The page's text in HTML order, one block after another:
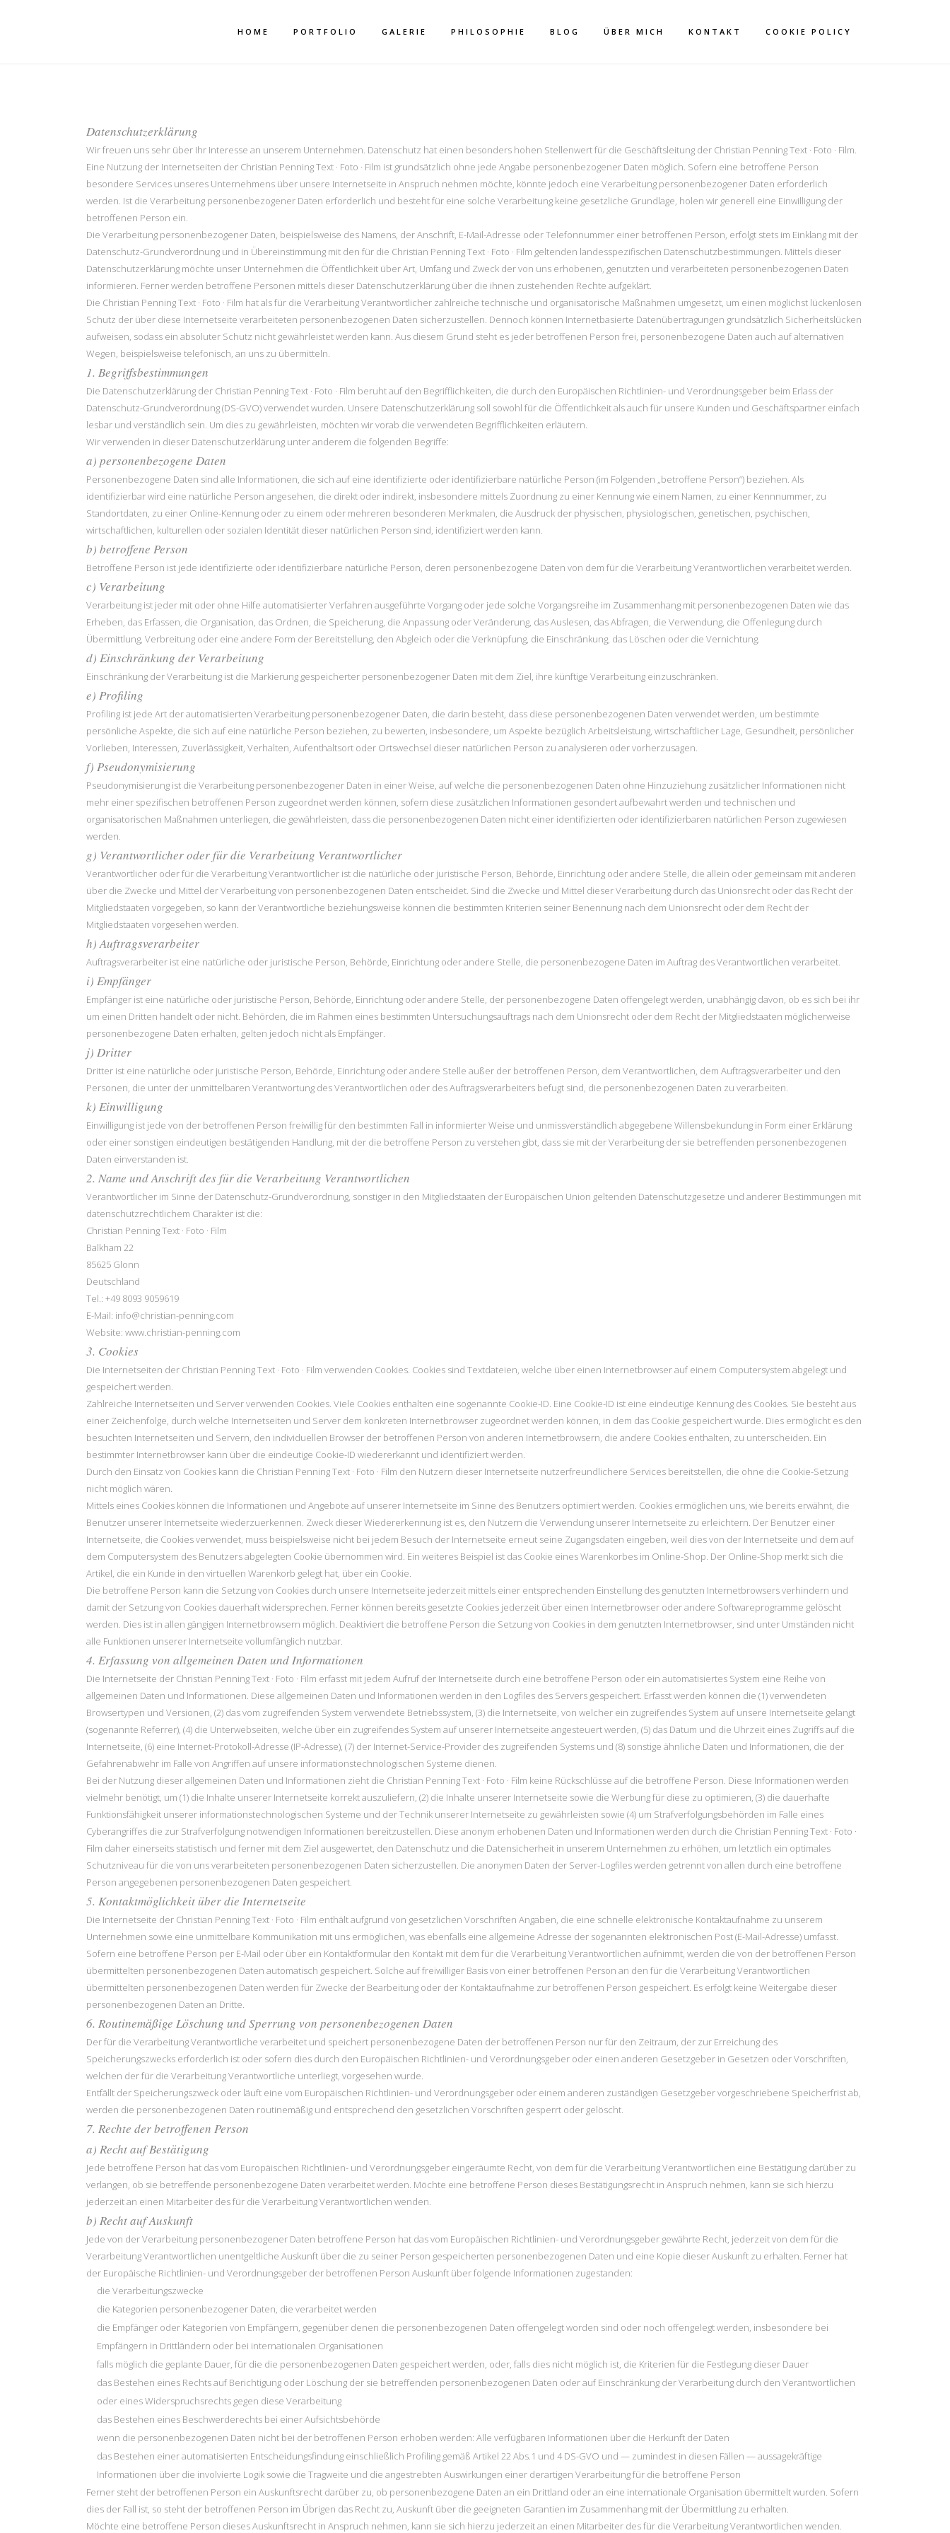
HOME PORTFOLIO GALERIE PHILOSOPHIE BLOG ÜBER MICH KONTAKT COOKIE POLICY
DATENSCHUTZ
Datenschutzerklärung
Wir freuen uns sehr über Ihr Interesse an unserem Unternehmen. Datenschutz hat einen besonders hohen Stellenwert für die Geschäftsleitung der Christian Penning Text · Foto · Film.
Eine Nutzung der Internetseiten der Christian Penning Text · Foto · Film ist grundsätzlich ohne jede Angabe personenbezogener Daten möglich. Sofern eine betroffene Person
besondere Services unseres Unternehmens über unsere Internetseite in Anspruch nehmen möchte, könnte jedoch eine Verarbeitung personenbezogener Daten erforderlich
werden. Ist die Verarbeitung personenbezogener Daten erforderlich und besteht für eine solche Verarbeitung keine gesetzliche Grundlage, holen wir generell eine Einwilligung der
betroffenen Person ein.
Die Verarbeitung personenbezogener Daten, beispielsweise des Namens, der Anschrift, E-Mail-Adresse oder Telefonnummer einer betroffenen Person, erfolgt stets im Einklang mit der
Datenschutz-Grundverordnung und in Übereinstimmung mit den für die Christian Penning Text · Foto · Film geltenden landesspezifischen Datenschutzbestimmungen. Mittels dieser
Datenschutzerklärung möchte unser Unternehmen die Öffentlichkeit über Art, Umfang und Zweck der von uns erhobenen, genutzten und verarbeiteten personenbezogenen Daten
informieren. Ferner werden betroffene Personen mittels dieser Datenschutzerklärung über die ihnen zustehenden Rechte aufgeklärt.
Die Christian Penning Text · Foto · Film hat als für die Verarbeitung Verantwortlicher zahlreiche technische und organisatorische Maßnahmen umgesetzt, um einen möglichst lückenlosen
Schutz der über diese Internetseite verarbeiteten personenbezogenen Daten sicherzustellen. Dennoch können Internetbasierte Datenübertragungen grundsätzlich Sicherheitslücken
aufweisen, sodass ein absoluter Schutz nicht gewährleistet werden kann. Aus diesem Grund steht es jeder betroffenen Person frei, personenbezogene Daten auch auf alternativen
Wegen, beispielsweise telefonisch, an uns zu übermitteln.
1. Begriffsbestimmungen
Die Datenschutzerklärung der Christian Penning Text · Foto · Film beruht auf den Begrifflichkeiten, die durch den Europäischen Richtlinien- und Verordnungsgeber beim Erlass der
Datenschutz-Grundverordnung (DS-GVO) verwendet wurden. Unsere Datenschutzerklärung soll sowohl für die Öffentlichkeit als auch für unsere Kunden und Geschäftspartner einfach
lesbar und verständlich sein. Um dies zu gewährleisten, möchten wir vorab die verwendeten Begrifflichkeiten erläutern.
Wir verwenden in dieser Datenschutzerklärung unter anderem die folgenden Begriffe:
a) personenbezogene Daten
Personenbezogene Daten sind alle Informationen, die sich auf eine identifizierte oder identifizierbare natürliche Person (im Folgenden „betroffene Person“) beziehen. Als
identifizierbar wird eine natürliche Person angesehen, die direkt oder indirekt, insbesondere mittels Zuordnung zu einer Kennung wie einem Namen, zu einer Kennnummer, zu
Standortdaten, zu einer Online-Kennung oder zu einem oder mehreren besonderen Merkmalen, die Ausdruck der physischen, physiologischen, genetischen, psychischen,
wirtschaftlichen, kulturellen oder sozialen Identität dieser natürlichen Person sind, identifiziert werden kann.
b) betroffene Person
Betroffene Person ist jede identifizierte oder identifizierbare natürliche Person, deren personenbezogene Daten von dem für die Verarbeitung Verantwortlichen verarbeitet werden.
c) Verarbeitung
Verarbeitung ist jeder mit oder ohne Hilfe automatisierter Verfahren ausgeführte Vorgang oder jede solche Vorgangsreihe im Zusammenhang mit personenbezogenen Daten wie das
Erheben, das Erfassen, die Organisation, das Ordnen, die Speicherung, die Anpassung oder Veränderung, das Auslesen, das Abfragen, die Verwendung, die Offenlegung durch
Übermittlung, Verbreitung oder eine andere Form der Bereitstellung, den Abgleich oder die Verknüpfung, die Einschränkung, das Löschen oder die Vernichtung.
d) Einschränkung der Verarbeitung
Einschränkung der Verarbeitung ist die Markierung gespeicherter personenbezogener Daten mit dem Ziel, ihre künftige Verarbeitung einzuschränken.
e) Profiling
Profiling ist jede Art der automatisierten Verarbeitung personenbezogener Daten, die darin besteht, dass diese personenbezogenen Daten verwendet werden, um bestimmte
persönliche Aspekte, die sich auf eine natürliche Person beziehen, zu bewerten, insbesondere, um Aspekte bezüglich Arbeitsleistung, wirtschaftlicher Lage, Gesundheit, persönlicher
Vorlieben, Interessen, Zuverlässigkeit, Verhalten, Aufenthaltsort oder Ortswechsel dieser natürlichen Person zu analysieren oder vorherzusagen.
f) Pseudonymisierung
Pseudonymisierung ist die Verarbeitung personenbezogener Daten in einer Weise, auf welche die personenbezogenen Daten ohne Hinzuziehung zusätzlicher Informationen nicht
mehr einer spezifischen betroffenen Person zugeordnet werden können, sofern diese zusätzlichen Informationen gesondert aufbewahrt werden und technischen und
organisatorischen Maßnahmen unterliegen, die gewährleisten, dass die personenbezogenen Daten nicht einer identifizierten oder identifizierbaren natürlichen Person zugewiesen
werden.
g) Verantwortlicher oder für die Verarbeitung Verantwortlicher
Verantwortlicher oder für die Verarbeitung Verantwortlicher ist die natürliche oder juristische Person, Behörde, Einrichtung oder andere Stelle, die allein oder gemeinsam mit anderen
über die Zwecke und Mittel der Verarbeitung von personenbezogenen Daten entscheidet. Sind die Zwecke und Mittel dieser Verarbeitung durch das Unionsrecht oder das Recht der
Mitgliedstaaten vorgegeben, so kann der Verantwortliche beziehungsweise können die bestimmten Kriterien seiner Benennung nach dem Unionsrecht oder dem Recht der
Mitgliedstaaten vorgesehen werden.
h) Auftragsverarbeiter
Auftragsverarbeiter ist eine natürliche oder juristische Person, Behörde, Einrichtung oder andere Stelle, die personenbezogene Daten im Auftrag des Verantwortlichen verarbeitet.
i) Empfänger
Empfänger ist eine natürliche oder juristische Person, Behörde, Einrichtung oder andere Stelle, der personenbezogene Daten offengelegt werden, unabhängig davon, ob es sich bei ihr
um einen Dritten handelt oder nicht. Behörden, die im Rahmen eines bestimmten Untersuchungsauftrags nach dem Unionsrecht oder dem Recht der Mitgliedstaaten möglicherweise
personenbezogene Daten erhalten, gelten jedoch nicht als Empfänger.
j) Dritter
Dritter ist eine natürliche oder juristische Person, Behörde, Einrichtung oder andere Stelle außer der betroffenen Person, dem Verantwortlichen, dem Auftragsverarbeiter und den
Personen, die unter der unmittelbaren Verantwortung des Verantwortlichen oder des Auftragsverarbeiters befugt sind, die personenbezogenen Daten zu verarbeiten.
k) Einwilligung
Einwilligung ist jede von der betroffenen Person freiwillig für den bestimmten Fall in informierter Weise und unmissverständlich abgegebene Willensbekundung in Form einer Erklärung
oder einer sonstigen eindeutigen bestätigenden Handlung, mit der die betroffene Person zu verstehen gibt, dass sie mit der Verarbeitung der sie betreffenden personenbezogenen
Daten einverstanden ist.
2. Name und Anschrift des für die Verarbeitung Verantwortlichen
Verantwortlicher im Sinne der Datenschutz-Grundverordnung, sonstiger in den Mitgliedstaaten der Europäischen Union geltenden Datenschutzgesetze und anderer Bestimmungen mit
datenschutzrechtlichem Charakter ist die:
Christian Penning Text · Foto · Film
Balkham 22
85625 Glonn
Deutschland
Tel.: +49 8093 9059619
E-Mail: info@christian-penning.com
Website: www.christian-penning.com
3. Cookies
Die Internetseiten der Christian Penning Text · Foto · Film verwenden Cookies. Cookies sind Textdateien, welche über einen Internetbrowser auf einem Computersystem abgelegt und
gespeichert werden.
Zahlreiche Internetseiten und Server verwenden Cookies. Viele Cookies enthalten eine sogenannte Cookie-ID. Eine Cookie-ID ist eine eindeutige Kennung des Cookies. Sie besteht aus
einer Zeichenfolge, durch welche Internetseiten und Server dem konkreten Internetbrowser zugeordnet werden können, in dem das Cookie gespeichert wurde. Dies ermöglicht es den
besuchten Internetseiten und Servern, den individuellen Browser der betroffenen Person von anderen Internetbrowsern, die andere Cookies enthalten, zu unterscheiden. Ein
bestimmter Internetbrowser kann über die eindeutige Cookie-ID wiedererkannt und identifiziert werden.
Durch den Einsatz von Cookies kann die Christian Penning Text · Foto · Film den Nutzern dieser Internetseite nutzerfreundlichere Services bereitstellen, die ohne die Cookie-Setzung
nicht möglich wären.
Mittels eines Cookies können die Informationen und Angebote auf unserer Internetseite im Sinne des Benutzers optimiert werden. Cookies ermöglichen uns, wie bereits erwähnt, die
Benutzer unserer Internetseite wiederzuerkennen. Zweck dieser Wiedererkennung ist es, den Nutzern die Verwendung unserer Internetseite zu erleichtern. Der Benutzer einer
Internetseite, die Cookies verwendet, muss beispielsweise nicht bei jedem Besuch der Internetseite erneut seine Zugangsdaten eingeben, weil dies von der Internetseite und dem auf
dem Computersystem des Benutzers abgelegten Cookie übernommen wird. Ein weiteres Beispiel ist das Cookie eines Warenkorbes im Online-Shop. Der Online-Shop merkt sich die
Artikel, die ein Kunde in den virtuellen Warenkorb gelegt hat, über ein Cookie.
Die betroffene Person kann die Setzung von Cookies durch unsere Internetseite jederzeit mittels einer entsprechenden Einstellung des genutzten Internetbrowsers verhindern und
damit der Setzung von Cookies dauerhaft widersprechen. Ferner können bereits gesetzte Cookies jederzeit über einen Internetbrowser oder andere Softwareprogramme gelöscht
werden. Dies ist in allen gängigen Internetbrowsern möglich. Deaktiviert die betroffene Person die Setzung von Cookies in dem genutzten Internetbrowser, sind unter Umständen nicht
alle Funktionen unserer Internetseite vollumfänglich nutzbar.
4. Erfassung von allgemeinen Daten und Informationen
Die Internetseite der Christian Penning Text · Foto · Film erfasst mit jedem Aufruf der Internetseite durch eine betroffene Person oder ein automatisiertes System eine Reihe von
allgemeinen Daten und Informationen. Diese allgemeinen Daten und Informationen werden in den Logfiles des Servers gespeichert. Erfasst werden können die (1) verwendeten
Browsertypen und Versionen, (2) das vom zugreifenden System verwendete Betriebssystem, (3) die Internetseite, von welcher ein zugreifendes System auf unsere Internetseite gelangt
(sogenannte Referrer), (4) die Unterwebseiten, welche über ein zugreifendes System auf unserer Internetseite angesteuert werden, (5) das Datum und die Uhrzeit eines Zugriffs auf die
Internetseite, (6) eine Internet-Protokoll-Adresse (IP-Adresse), (7) der Internet-Service-Provider des zugreifenden Systems und (8) sonstige ähnliche Daten und Informationen, die der
Gefahrenabwehr im Falle von Angriffen auf unsere informationstechnologischen Systeme dienen.
Bei der Nutzung dieser allgemeinen Daten und Informationen zieht die Christian Penning Text · Foto · Film keine Rückschlüsse auf die betroffene Person. Diese Informationen werden
vielmehr benötigt, um (1) die Inhalte unserer Internetseite korrekt auszuliefern, (2) die Inhalte unserer Internetseite sowie die Werbung für diese zu optimieren, (3) die dauerhafte
Funktionsfähigkeit unserer informationstechnologischen Systeme und der Technik unserer Internetseite zu gewährleisten sowie (4) um Strafverfolgungsbehörden im Falle eines
Cyberangriffes die zur Strafverfolgung notwendigen Informationen bereitzustellen. Diese anonym erhobenen Daten und Informationen werden durch die Christian Penning Text · Foto ·
Film daher einerseits statistisch und ferner mit dem Ziel ausgewertet, den Datenschutz und die Datensicherheit in unserem Unternehmen zu erhöhen, um letztlich ein optimales
Schutzniveau für die von uns verarbeiteten personenbezogenen Daten sicherzustellen. Die anonymen Daten der Server-Logfiles werden getrennt von allen durch eine betroffene
Person angegebenen personenbezogenen Daten gespeichert.
5. Kontaktmöglichkeit über die Internetseite
Die Internetseite der Christian Penning Text · Foto · Film enthält aufgrund von gesetzlichen Vorschriften Angaben, die eine schnelle elektronische Kontaktaufnahme zu unserem
Unternehmen sowie eine unmittelbare Kommunikation mit uns ermöglichen, was ebenfalls eine allgemeine Adresse der sogenannten elektronischen Post (E-Mail-Adresse) umfasst.
Sofern eine betroffene Person per E-Mail oder über ein Kontaktformular den Kontakt mit dem für die Verarbeitung Verantwortlichen aufnimmt, werden die von der betroffenen Person
übermittelten personenbezogenen Daten automatisch gespeichert. Solche auf freiwilliger Basis von einer betroffenen Person an den für die Verarbeitung Verantwortlichen
übermittelten personenbezogenen Daten werden für Zwecke der Bearbeitung oder der Kontaktaufnahme zur betroffenen Person gespeichert. Es erfolgt keine Weitergabe dieser
personenbezogenen Daten an Dritte.
6. Routinemäßige Löschung und Sperrung von personenbezogenen Daten
Der für die Verarbeitung Verantwortliche verarbeitet und speichert personenbezogene Daten der betroffenen Person nur für den Zeitraum, der zur Erreichung des
Speicherungszwecks erforderlich ist oder sofern dies durch den Europäischen Richtlinien- und Verordnungsgeber oder einen anderen Gesetzgeber in Gesetzen oder Vorschriften,
welchen der für die Verarbeitung Verantwortliche unterliegt, vorgesehen wurde.
Entfällt der Speicherungszweck oder läuft eine vom Europäischen Richtlinien- und Verordnungsgeber oder einem anderen zuständigen Gesetzgeber vorgeschriebene Speicherfrist ab,
werden die personenbezogenen Daten routinemäßig und entsprechend den gesetzlichen Vorschriften gesperrt oder gelöscht.
7. Rechte der betroffenen Person
a) Recht auf Bestätigung
Jede betroffene Person hat das vom Europäischen Richtlinien- und Verordnungsgeber eingeräumte Recht, von dem für die Verarbeitung Verantwortlichen eine Bestätigung darüber zu
verlangen, ob sie betreffende personenbezogene Daten verarbeitet werden. Möchte eine betroffene Person dieses Bestätigungsrecht in Anspruch nehmen, kann sie sich hierzu
jederzeit an einen Mitarbeiter des für die Verarbeitung Verantwortlichen wenden.
b) Recht auf Auskunft
Jede von der Verarbeitung personenbezogener Daten betroffene Person hat das vom Europäischen Richtlinien- und Verordnungsgeber gewährte Recht, jederzeit von dem für die
Verarbeitung Verantwortlichen unentgeltliche Auskunft über die zu seiner Person gespeicherten personenbezogenen Daten und eine Kopie dieser Auskunft zu erhalten. Ferner hat
der Europäische Richtlinien- und Verordnungsgeber der betroffenen Person Auskunft über folgende Informationen zugestanden:
die Verarbeitungszwecke
die Kategorien personenbezogener Daten, die verarbeitet werden
die Empfänger oder Kategorien von Empfängern, gegenüber denen die personenbezogenen Daten offengelegt worden sind oder noch offengelegt werden, insbesondere bei
Empfängern in Drittländern oder bei internationalen Organisationen
falls möglich die geplante Dauer, für die die personenbezogenen Daten gespeichert werden, oder, falls dies nicht möglich ist, die Kriterien für die Festlegung dieser Dauer
das Bestehen eines Rechts auf Berichtigung oder Löschung der sie betreffenden personenbezogenen Daten oder auf Einschränkung der Verarbeitung durch den Verantwortlichen
oder eines Widerspruchsrechts gegen diese Verarbeitung
das Bestehen eines Beschwerderechts bei einer Aufsichtsbehörde
wenn die personenbezogenen Daten nicht bei der betroffenen Person erhoben werden: Alle verfügbaren Informationen über die Herkunft der Daten
das Bestehen einer automatisierten Entscheidungsfindung einschließlich Profiling gemäß Artikel 22 Abs.1 und 4 DS-GVO und — zumindest in diesen Fällen — aussagekräftige
Informationen über die involvierte Logik sowie die Tragweite und die angestrebten Auswirkungen einer derartigen Verarbeitung für die betroffene Person
Ferner steht der betroffenen Person ein Auskunftsrecht darüber zu, ob personenbezogene Daten an ein Drittland oder an eine internationale Organisation übermittelt wurden. Sofern
dies der Fall ist, so steht der betroffenen Person im Übrigen das Recht zu, Auskunft über die geeigneten Garantien im Zusammenhang mit der Übermittlung zu erhalten.
Möchte eine betroffene Person dieses Auskunftsrecht in Anspruch nehmen, kann sie sich hierzu jederzeit an einen Mitarbeiter des für die Verarbeitung Verantwortlichen wenden.